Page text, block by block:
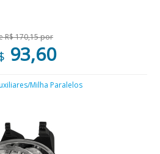
R$ 170,15 por
93,60
Milha Paralelos